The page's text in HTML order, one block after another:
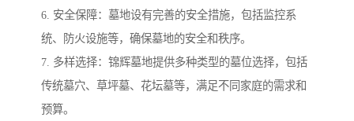
6. 安全保障：墓地设有完善的安全措施，包括监控系
统、防火设施等，确保墓地的安全和秩序。
7. 多样选择：锦辉墓地提供多种类型的墓位选择，包括
传统墓穴、草坪墓、花坛墓等，满足不同家庭的需求和
预算。